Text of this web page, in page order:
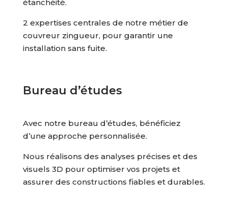
étanchéité.
2 expertises centrales de notre métier de
couvreur zingueur, pour garantir une
installation sans fuite.
Bureau d’études
Avec notre bureau d’études, bénéficiez
d’une approche personnalisée.
Nous réalisons des analyses précises et des
visuels 3D pour optimiser vos projets et
assurer des constructions fiables et durables.